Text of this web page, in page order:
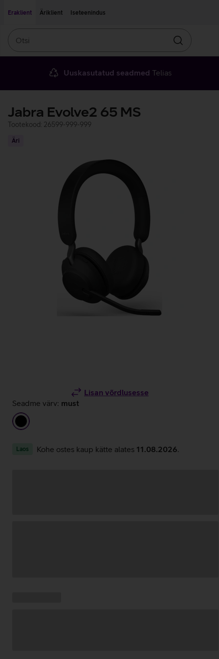
Eraklient
Äriklient Iseteenindus
Otsin
Uuskasutatud seadmed Telias
Jabra Evolve2 65 MS
Tootekood: 26599-999-999
Äri
Lisan võrdlusesse
Seadme värv: must
must
Laos Kohe ostes kaup kätte alates 11.08.2026